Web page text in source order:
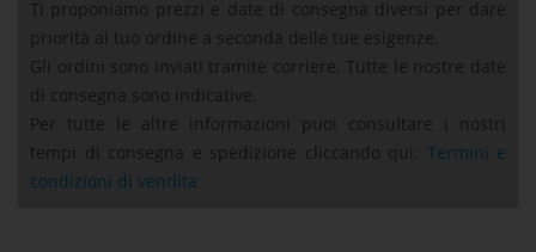
Ti proponiamo prezzi e date di consegna diversi per dare
priorità al tuo ordine a seconda delle tue esigenze.
Gli ordini sono inviati tramite corriere. Tutte le nostre date
di consegna sono indicative.
Per tutte le altre informazioni puoi consultare i nostri
tempi di consegna e spedizione cliccando qui:
Termini e
condizioni di vendita